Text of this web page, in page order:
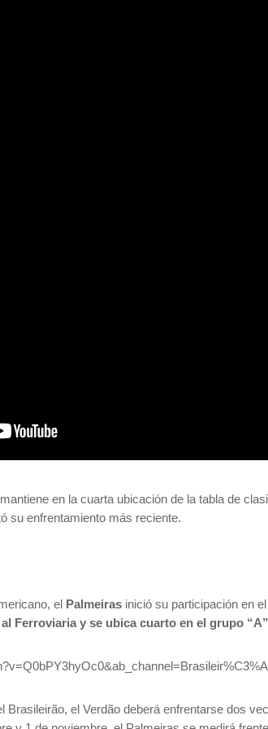
en la cuarta ubicación de la tabla de
su enfrentamiento más reciente.
el Palmeiras inició su participación en
Ferroviaria y se ubica cuarto en el grupo
Brasileirão, el Verdão deberá enfrentarse dos